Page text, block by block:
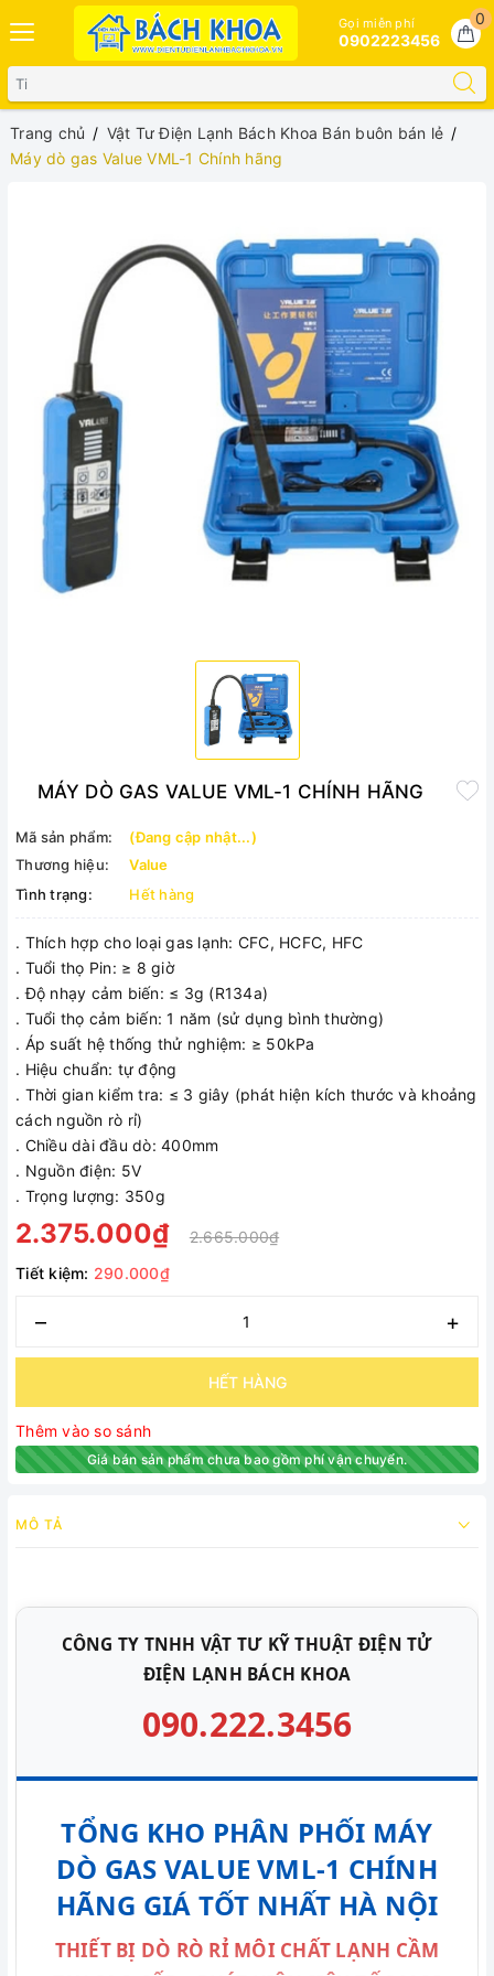
0
Gọi miễn phí
0902223456
Trang chủ
Vật Tư Điện Lạnh Bách Khoa Bán buôn bán lẻ
Máy dò gas Value VML-1 Chính hãng
MÁY DÒ GAS VALUE VML-1 CHÍNH HÃNG
Mã sản phẩm:
(Đang cập nhật...)
Thương hiệu:
Value
Tình trạng:
Hết hàng
. Thích hợp cho loại gas lạnh: CFC, HCFC, HFC
. Tuổi thọ Pin: ≥ 8 giờ
. Độ nhạy cảm biến: ≤ 3g (R134a)
. Tuổi thọ cảm biến: 1 năm (sử dụng bình thường)
. Áp suất hệ thống thử nghiệm: ≥ 50kPa
. Hiệu chuẩn: tự động
. Thời gian kiểm tra: ≤ 3 giây (phát hiện kích thước và khoảng
cách nguồn rò rỉ)
. Chiều dài đầu dò: 400mm
. Nguồn điện: 5V
. Trọng lượng: 350g
2.375.000₫
2.665.000₫
Tiết kiệm: 290.000₫
– +
HẾT HÀNG
Thêm vào so sánh
Giá bán sản phẩm chưa bao gồm phí vận chuyển.
MÔ TẢ
CÔNG TY TNHH VẬT TƯ KỸ THUẬT ĐIỆN TỬ
ĐIỆN LẠNH BÁCH KHOA
090.222.3456
TỔNG KHO PHÂN PHỐI MÁY
DÒ GAS VALUE VML-1 CHÍNH
HÃNG GIÁ TỐT NHẤT HÀ NỘI
THIẾT BỊ DÒ RÒ RỈ MÔI CHẤT LẠNH CẦM